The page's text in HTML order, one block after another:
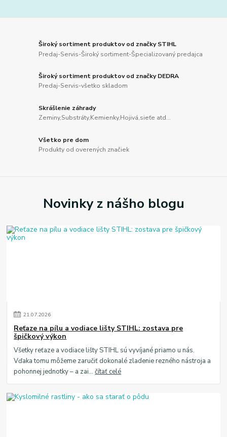
Široký sortiment produktov od značky STIHL
Predaj-Servis-Široký sortiment-Špecializovaný predajca
Široký sortiment produktov od značky DEDRA
Predaj-Servis-všetko skladom
Skrášlenie záhrady
Zeminy,Substráty,Kemienky,Hojivá,sieťe atd...
Všetko pre dom
Produkty od overených značiek
Novinky z nášho blogu
21.07.2026
Reťaze na pílu a vodiace lišty STIHL: zostava pre
špičkový výkon
Všetky reťaze a vodiace lišty STIHL sú vyvíjané priamo u nás.
Vďaka tomu môžeme zaručiť dokonalé zladenie rezného nástroja a
pohonnej jednotky – a zai...čítať celé